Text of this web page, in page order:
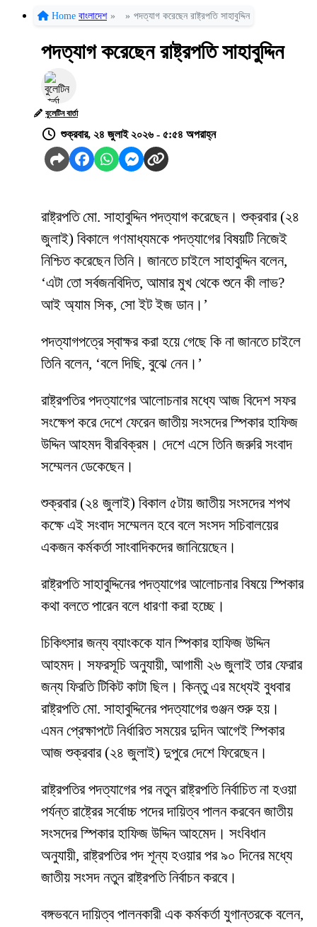
Home বাংলাদেশ » » পদত্যাগ করেছেন রাষ্ট্রপতি সাহাবুদ্দিন
পদত্যাগ করেছেন রাষ্ট্রপতি সাহাবুদ্দিন
বুলেটিন বার্তা
শুক্রবার, ২৪ জুলাই ২০২৬ - ৫:৫৪ অপরাহ্ন
রাষ্ট্রপতি মো. সাহাবুদ্দিন পদত্যাগ করেছেন। শুক্রবার (২৪
জুলাই) বিকালে গণমাধ্যমকে পদত্যাগের বিষয়টি নিজেই
নিশ্চিত করেছেন তিনি। জানতে চাইলে সাহাবুদ্দিন বলেন,
‘এটা তো সর্বজনবিদিত, আমার মুখ থেকে শুনে কী লাভ?
আই অ্যাম সিক, সো ইট ইজ ডান।’
পদত্যাগপত্রে স্বাক্ষর করা হয়ে গেছে কি না জানতে চাইলে
তিনি বলেন, ‘বলে দিছি, বুঝে নেন।’
রাষ্ট্রপতির পদত্যাগের আলোচনার মধ্যে আজ বিদেশ সফর
সংক্ষেপ করে দেশে ফেরেন জাতীয় সংসদের স্পিকার হাফিজ
উদ্দিন আহমদ বীরবিক্রম। দেশে এসে তিনি জরুরি সংবাদ
সম্মেলন ডেকেছেন।
শুক্রবার (২৪ জুলাই) বিকাল ৫টায় জাতীয় সংসদের শপথ
কক্ষে এই সংবাদ সম্মেলন হবে বলে সংসদ সচিবালয়ের
একজন কর্মকর্তা সাংবাদিকদের জানিয়েছেন।
রাষ্ট্রপতি সাহাবুদ্দিনের পদত্যাগের আলোচনার বিষয়ে স্পিকার
কথা বলতে পারেন বলে ধারণা করা হচ্ছে।
চিকিৎসার জন্য ব্যাংককে যান স্পিকার হাফিজ উদ্দিন
আহমদ। সফরসূচি অনুযায়ী, আগামী ২৬ জুলাই তার ফেরার
জন্য ফিরতি টিকিট কাটা ছিল। কিন্তু এর মধ্যেই বুধবার
রাষ্ট্রপতি মো. সাহাবুদ্দিনের পদত্যাগের গুঞ্জন শুরু হয়।
এমন প্রেক্ষাপটে নির্ধারিত সময়ের দুদিন আগেই স্পিকার
আজ শুক্রবার (২৪ জুলাই) দুপুরে দেশে ফিরেছেন।
রাষ্ট্রপতির পদত্যাগের পর নতুন রাষ্ট্রপতি নির্বাচিত না হওয়া
পর্যন্ত রাষ্ট্রের সর্বোচ্চ পদের দায়িত্ব পালন করবেন জাতীয়
সংসদের স্পিকার হাফিজ উদ্দিন আহমেদ। সংবিধান
অনুযায়ী, রাষ্ট্রপতির পদ শূন্য হওয়ার পর ৯০ দিনের মধ্যে
জাতীয় সংসদ নতুন রাষ্ট্রপতি নির্বাচন করবে।
বঙ্গভবনে দায়িত্ব পালনকারী এক কর্মকর্তা যুগান্তরকে বলেন,